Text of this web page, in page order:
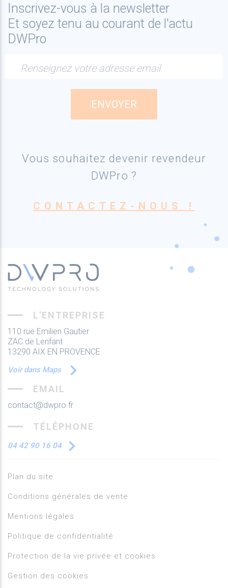
Inscrivez-vous à la newsletter
Et soyez tenu au courant de l'actu
DWPro
Renseignez votre adresse email
Vous souhaitez devenir revendeur
DWPro ?
CONTACTEZ-NOUS !
L'ENTREPRISE
110 rue Emilien Gautier
ZAC de Lenfant
13290 AIX EN PROVENCE
Voir dans Maps
EMAIL
contact@dwpro.fr
TÉLÉPHONE
04 42 90 16 04
Plan du site
Conditions générales de vente
Mentions légales
Politique de confidentialité
Protection de la vie privée et cookies
Gestion des cookies